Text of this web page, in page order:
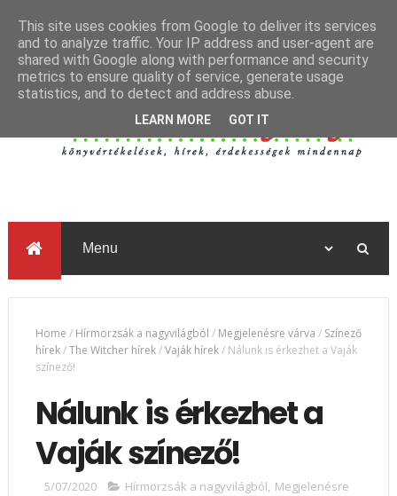
Home / Hírmorzsák a nagyvilágból / Megjelenésre várva / Színező
hírek/The Witcher hírek/Vaják hírek/ Nálunk is érkezhet a Vaják
színező!
Nálunk is érkezhet a
Vaják színező!
5/07/2020 Hírmorzsák a nagyvilágból, Megjelenésre
This site uses cookies from Google to deliver its services
and to analyze traffic. Your IP address and user-agent are
shared with Google along with performance and security
metrics to ensure quality of service, generate usage
statistics, and to detect and address abuse.
LEARN MORE GOT IT